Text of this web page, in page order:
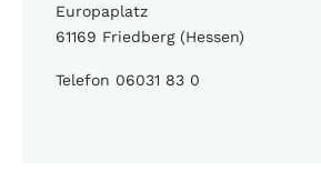
Europaplatz
61169 Friedberg (Hessen)
Telefon 06031 83 0